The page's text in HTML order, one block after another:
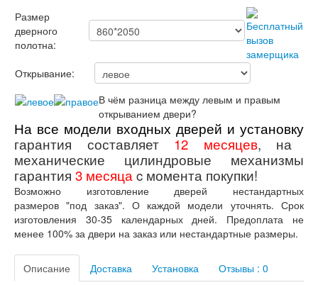
Лабиринт Лайн Вайт
Лабиринт Леолаб
Лабиринт Лофт
Лабиринт Мегаполис
Лабиринт Нью Йорк
Лабиринт Пазл
Лабиринт Пиано
Лабиринт Пиано Смарт 2.0
Лабиринт Платинум
Лабиринт Полярис лайт
Лабиринт Роял
Лабиринт Сильвер
Лабиринт Сияна
Лабиринт Скайлаб
Лабиринт Соналаб
Размер
дверного
полотна:
Открывание:
В чём разница между левым и правым
открыванием двери?
На все модели входных дверей и установку
гарантия составляет 12 месяцев, на
механические цилиндровые механизмы
гарантия 3 месяцаc момента покупки!
Возможно изготовление дверей нестандартных
размеров "под заказ". О каждой модели уточнять. Срок
изготовления 30-35 календарных дней. Предоплата не
менее 100% за двери на заказ или нестандартные размеры.
Описание Доставка Установка Отзывы : 0